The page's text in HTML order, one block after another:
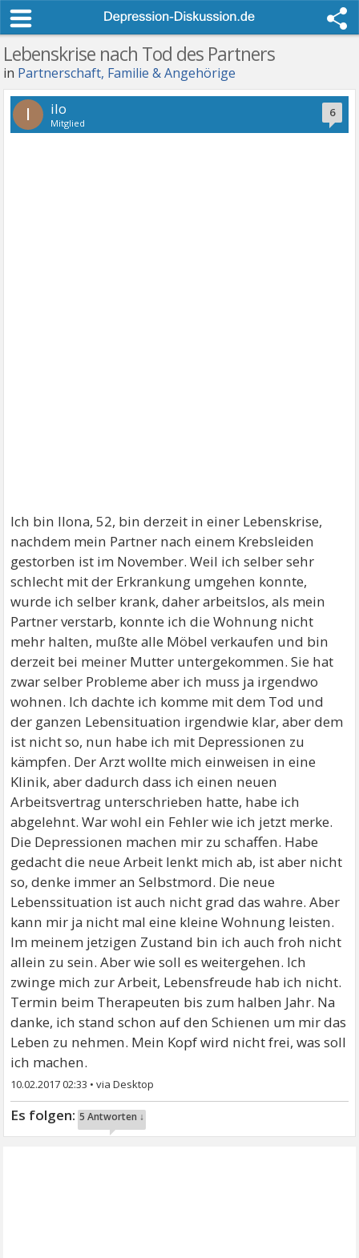
Lebenskrise nach Tod des Partners
in Partnerschaft, Familie & Angehörige
6
I ilo
Mitglied
Ich bin Ilona, 52, bin derzeit in einer Lebenskrise,
nachdem mein Partner nach einem Krebsleiden
gestorben ist im November. Weil ich selber sehr
schlecht mit der Erkrankung umgehen konnte,
wurde ich selber krank, daher arbeitslos, als mein
Partner verstarb, konnte ich die Wohnung nicht
mehr halten, mußte alle Möbel verkaufen und bin
derzeit bei meiner Mutter untergekommen. Sie hat
zwar selber Probleme aber ich muss ja irgendwo
wohnen. Ich dachte ich komme mit dem Tod und
der ganzen Lebensituation irgendwie klar, aber dem
ist nicht so, nun habe ich mit Depressionen zu
kämpfen. Der Arzt wollte mich einweisen in eine
Klinik, aber dadurch dass ich einen neuen
Arbeitsvertrag unterschrieben hatte, habe ich
abgelehnt. War wohl ein Fehler wie ich jetzt merke.
Die Depressionen machen mir zu schaffen. Habe
gedacht die neue Arbeit lenkt mich ab, ist aber nicht
so, denke immer an Selbstmord. Die neue
Lebenssituation ist auch nicht grad das wahre. Aber
kann mir ja nicht mal eine kleine Wohnung leisten.
Im meinem jetzigen Zustand bin ich auch froh nicht
allein zu sein. Aber wie soll es weitergehen. Ich
zwinge mich zur Arbeit, Lebensfreude hab ich nicht.
Termin beim Therapeuten bis zum halben Jahr. Na
danke, ich stand schon auf den Schienen um mir das
Leben zu nehmen. Mein Kopf wird nicht frei, was soll
ich machen.
10.02.2017 02:33 •
5 Antworten ↓